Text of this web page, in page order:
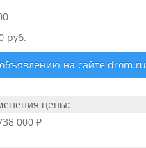
руб.
на сайте drom.ru
цены:
000 ₽